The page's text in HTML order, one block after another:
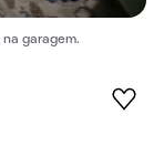
garagem.